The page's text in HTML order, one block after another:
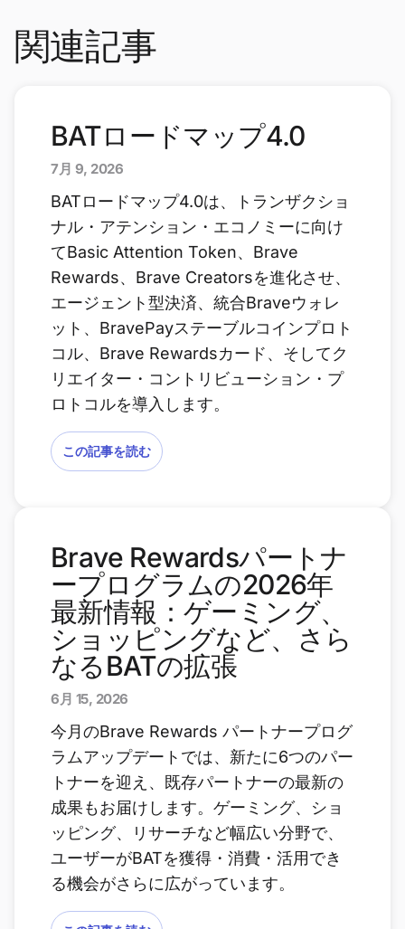
関連記事
BATロードマップ4.0
7月 9, 2026
BATロードマップ4.0は、トランザクショ
ナル・アテンション・エコノミーに向け
てBasic Attention Token、Brave
Rewards、Brave Creatorsを進化させ、
エージェント型決済、統合Braveウォレ
ット、BravePayステーブルコインプロト
コル、Brave Rewardsカード、そしてク
リエイター・コントリビューション・プ
ロトコルを導入します。
この記事を読む
Brave Rewardsパートナ
ープログラムの2026年
最新情報：ゲーミング、
ショッピングなど、さら
なるBATの拡張
6月 15, 2026
今月のBrave Rewards パートナープログ
ラムアップデートでは、新たに6つのパー
トナーを迎え、既存パートナーの最新の
成果もお届けします。ゲーミング、ショ
ッピング、リサーチなど幅広い分野で、
ユーザーがBATを獲得・消費・活用でき
る機会がさらに広がっています。